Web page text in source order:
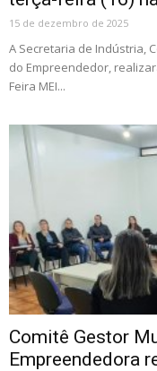
15 de dezembro de 2025
A Secretaria de Indústria,
do Empreendedor,
Feira MEI...
Comitê Gestor
Empreendedora